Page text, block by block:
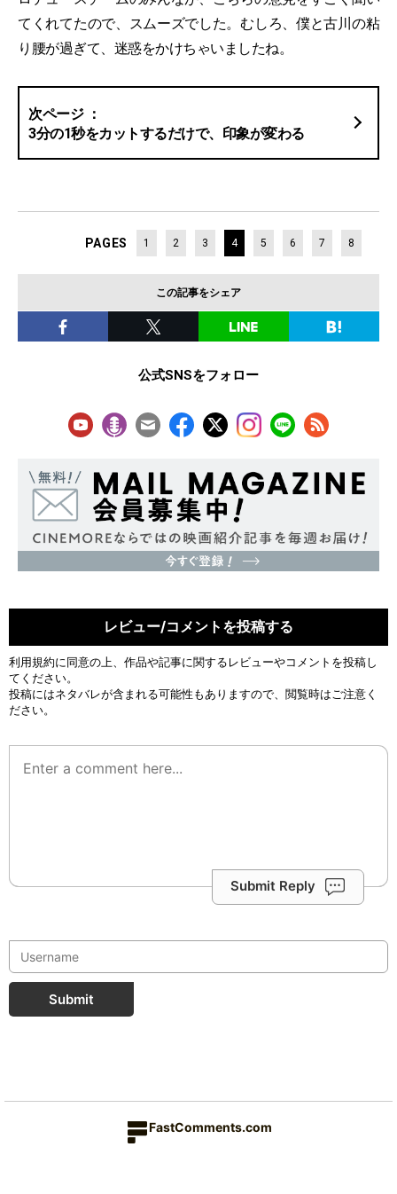
てくれてたので、スムーズでした。むしろ、僕と古川の粘
り腰が過ぎて、迷惑をかけちゃいましたね。
3分の1秒をカットするだけで、印象が変わる
PAGES 1 2 3 4 5 6 7 8
この記事をシェア
公式SNSをフォロー
レビュー/コメントを投稿する
利用規約に同意の上、作品や記事に関するレビューやコメントを投稿し
てください。
投稿にはネタバレが含まれる可能性もありますので、閲覧時はご注意く
ださい。
Submit Reply
Submit
FastComments.com